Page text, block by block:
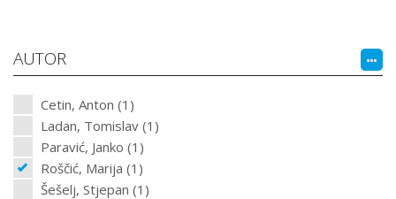
AUTOR
Cetin, Anton (1)
Ladan, Tomislav (1)
Paravić, Janko (1)
Roščić, Marija (1)
Šešelj, Stjepan (1)